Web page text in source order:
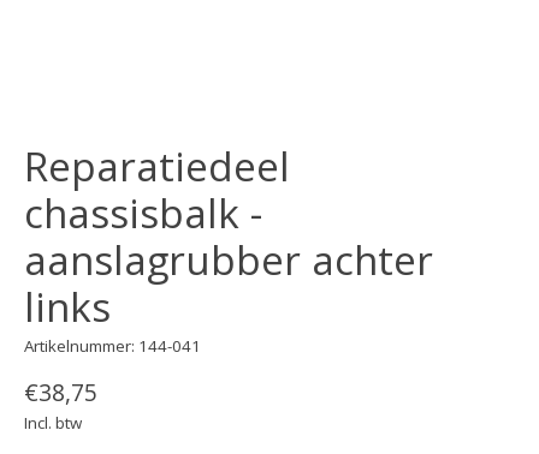
Reparatiedeel
chassisbalk -
aanslagrubber achter
links
Artikelnummer: 144-041
€38,75
Incl. btw